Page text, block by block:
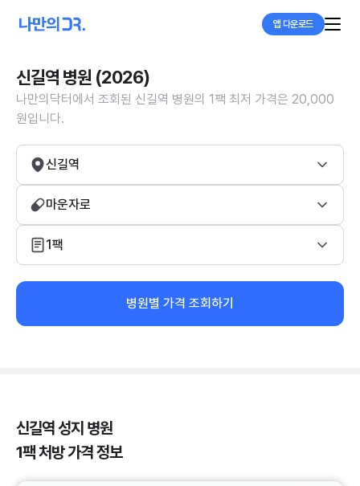
앱 다운로드
신길역 병원 (2026)
나만의닥터에서 조회된 신길역 병원의 1팩 최저 가격은 20,000
원입니다.
신길역
마운자로
1팩
병원별 가격 조회하기
신길역 성지 병원
1팩 처방 가격 정보